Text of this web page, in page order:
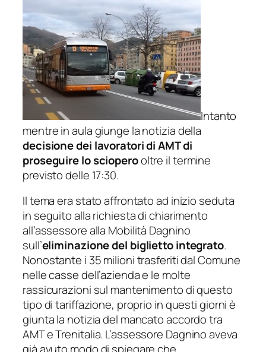
Intanto
mentre in aula giunge la notizia della
decisione dei lavoratori di AMT di
proseguire lo scioperooltre il termine
previsto delle 17:30.
Il tema era stato affrontato ad inizio seduta
in seguito alla richiesta di chiarimento
all’assessore alla Mobilità Dagnino
sull’eliminazionedel biglietto integrato.
Nonostante i 35 milioni trasferiti dal Comune
nelle casse dell’azienda e le molte
rassicurazioni sul mantenimento di questo
tipo di tariffazione, proprio in questi giorni è
giunta la notizia del mancato accordo tra
AMT e Trenitalia. L’assessore Dagnino aveva